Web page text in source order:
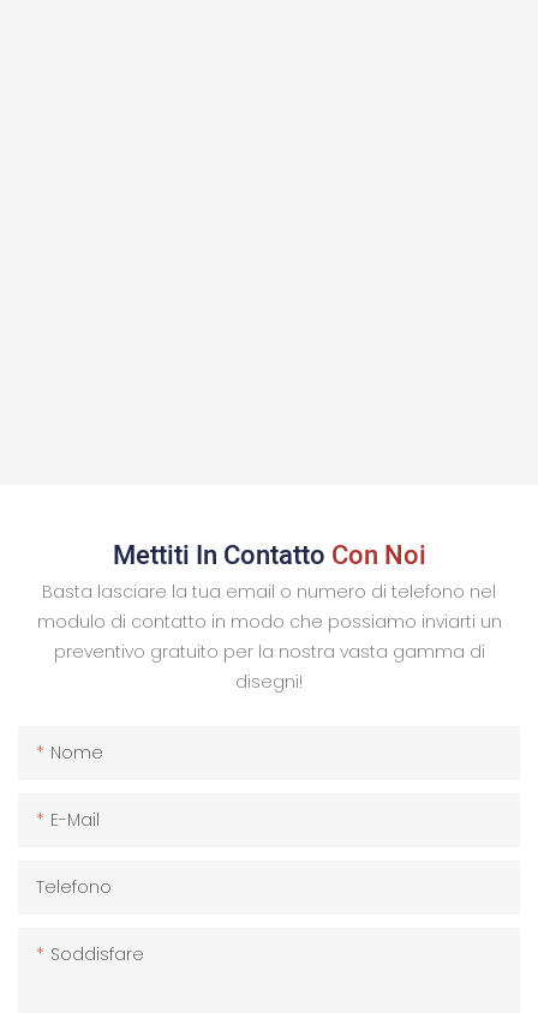
Mettiti In Contatto Con Noi
Basta lasciare la tua email o numero di telefono nel
modulo di contatto in modo che possiamo inviarti un
preventivo gratuito per la nostra vasta gamma di
disegni!
Nome
E-Mail
Telefono
Soddisfare